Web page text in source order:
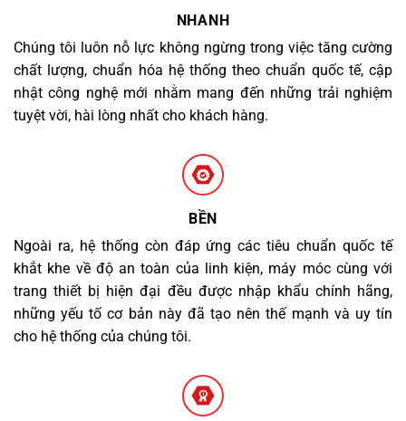
NHANH
Chúng tôi luôn nỗ lực không ngừng trong việc tăng cường
chất lượng, chuẩn hóa hệ thống theo chuẩn quốc tế, cập
nhật công nghệ mới nhằm mang đến những trải nghiệm
tuyệt vời, hài lòng nhất cho khách hàng.
BỀN
Ngoài ra, hệ thống còn đáp ứng các tiêu chuẩn quốc tế
khắt khe về độ an toàn của linh kiện, máy móc cùng với
trang thiết bị hiện đại đều được nhập khẩu chính hãng,
những yếu tố cơ bản này đã tạo nên thế mạnh và uy tín
cho hệ thống của chúng tôi.